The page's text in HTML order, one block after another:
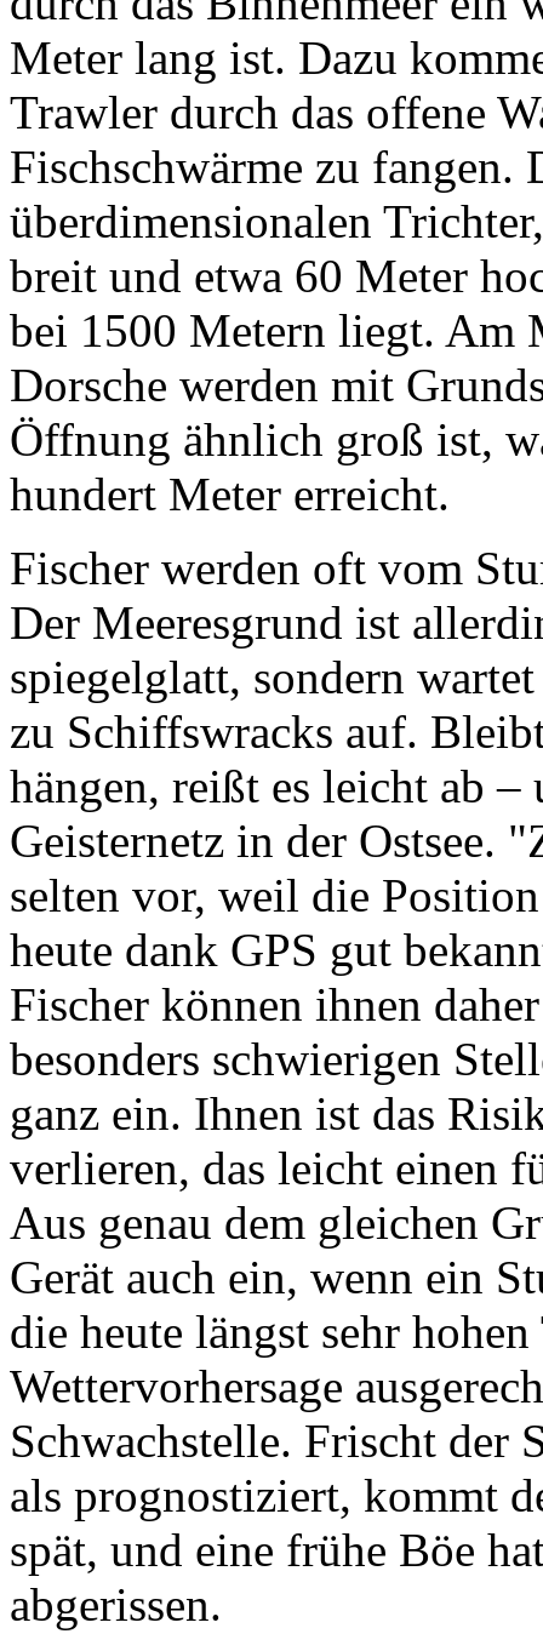
Meter lang ist. Dazu
Trawler durch das offene
Fischschwärme zu fangen.
überdimensionalen
breit und etwa 60 Meter
bei 1500 Metern liegt. Am
Dorsche werden mit
Öffnung ähnlich groß ist,
hundert Meter erreicht.
Fischer werden oft vom
Der Meeresgrund ist
spiegelglatt, sondern
zu Schiffswracks auf.
hängen, reißt es leicht ab
Geisternetz in der Ostsee.
selten vor, weil die
heute dank GPS gut
Fischer können ihnen
besonders schwierigen
ganz ein. Ihnen ist das
verlieren, das leicht einen
Aus genau dem gleichen
Gerät auch ein, wenn ein
die heute längst sehr
Wettervorhersage
Schwachstelle. Frischt der
als prognostiziert, kommt
spät, und eine frühe Böe
abgerissen.